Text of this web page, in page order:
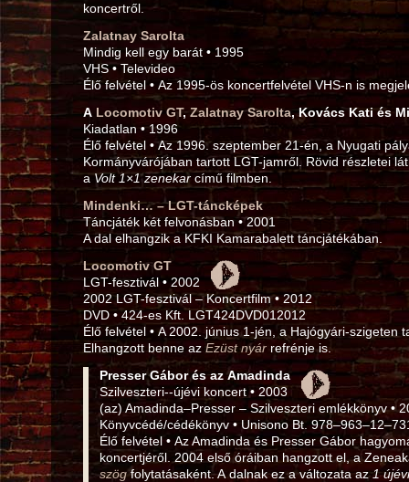
koncertről.
Zalatnay Sarolta
Mindig kell egy barát • 1995
VHS • Televideo
Élő felvétel • Az 1995‑ös koncertfelvétel VHS-n is
A Locomotiv GT,Zalatnay Sarolta, Kovács Kati és
Kiadatlan • 1996
Élő felvétel • Az 1996. szeptember 21‑én, a Nyugati
Kormányvárójában tartott LGT-jamről. Rövid részletei
aVolt 1×1 zenekar című filmben.
Mindenki… – LGT-táncképek
Táncjáték két felvonásban • 2001
A dal elhangzik a KFKI Kamarabalett táncjátékában.
Locomotiv GT
LGT-fesztivál • 2002
2002 LGT-fesztivál – Koncertfilm • 2012
DVD • 424‑es Kft. LGT424DVD012012
Élő felvétel • A 2002. június 1‑jén, a Hajógyári-szigeten
Elhangzott benne az Ezüst nyár refrénje is.
Presser Gábor és az Amadinda
Szilveszteri--újévi koncert • 2003
(az) Amadinda–Presser – Szilveszteri emlékkönyv •
Könyvcédé/cédékönyv • Unisono Bt.
Élő felvétel • Az Amadinda és Presser Gábor
koncertjéről. 2004 első óráiban hangzott el, a
szögfolytatásaként. A dalnak ez a változata az1